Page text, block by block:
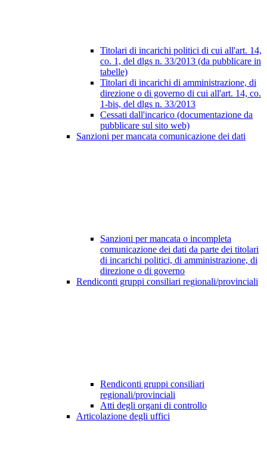
Titolari di incarichi politici di cui all'art. 14,
co. 1, del dlgs n. 33/2013 (da pubblicare in
tabelle)
Titolari di incarichi di amministrazione, di
direzione o di governo di cui all'art. 14, co.
1-bis, del dlgs n. 33/2013
Cessati dall'incarico (documentazione da
pubblicare sul sito web)
Sanzioni per mancata comunicazione dei dati
Sanzioni per mancata o incompleta
comunicazione dei dati da parte dei titolari
di incarichi politici, di amministrazione, di
direzione o di governo
Rendiconti gruppi consiliari regionali/provinciali
Rendiconti gruppi consiliari
regionali/provinciali
Atti degli organi di controllo
Articolazione degli uffici